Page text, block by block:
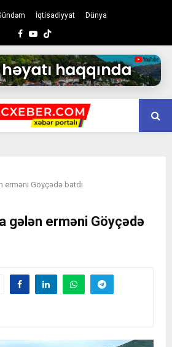
İqtisadiyyat Dünya
Facebook
Youtube
erməni Göyçədə batdı
gələn erməni Göyçədə